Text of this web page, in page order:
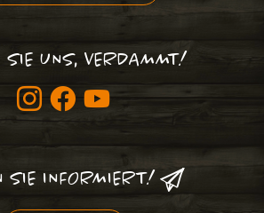
SIE UNS, VERDAMMT!
SIE INFORMIERT!